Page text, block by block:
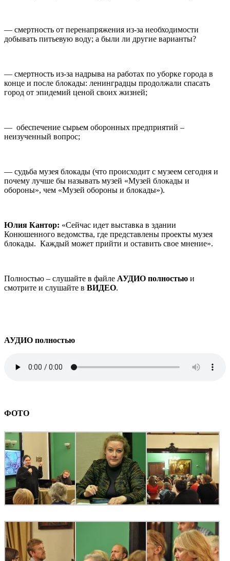
— смертность от перенапряжения из-за необходимости
добывать питьевую воду; а были ли другие варианты?
— смертность из-за надрыва на работах по уборке города в
конце и после блокады: ленинградцы продолжали спасать
город от эпидемий ценой своих жизней;
— обеспечение сырьем оборонных предприятий –
неизученный вопрос;
— судьба музея блокады (что происходит с музеем сегодня и
почему лучше бы называть музей «Музей блокады и
обороны», чем «Музей обороны и блокады»).
Юлия Кантор: «Сейчас идет выставка в здании
Конюшенного ведомства, где представлены проекты музея
блокады. Каждый может прийти и оставить свое мнение».
Полностью – слушайте в файле АУДИО полностью и
смотрите и слушайте в ВИДЕО.
АУДИО полностью
ФОТО